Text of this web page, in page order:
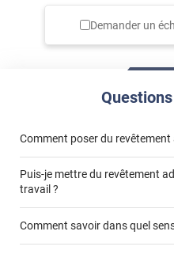
Demander un
Comment poser du revêtement
« Comment poser
Puis-je mettre du revêtement
travail ?
Comment savoir dans quel